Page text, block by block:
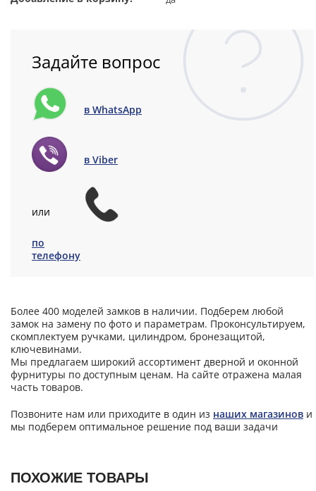
Задайте вопрос
в WhatsApp
в Viber
или
по
телефону
Более 400 моделей замков в наличии. Подберем любой
замок на замену по фото и параметрам. Проконсультируем,
скомплектуем ручками, цилиндром, бронезащитой,
ключевинами.
Мы предлагаем широкий ассортимент дверной и оконной
фурнитуры по доступным ценам. На сайте отражена малая
часть товаров.
Позвоните нам или приходите в один из наших магазинов и
мы подберем оптимальное решение под ваши задачи
ПОХОЖИЕ ТОВАРЫ